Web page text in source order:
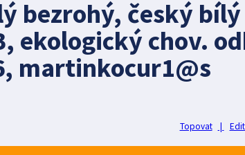
bezrohý, český bílý
ekologický chov.
martinkocur1@s
Topovat |